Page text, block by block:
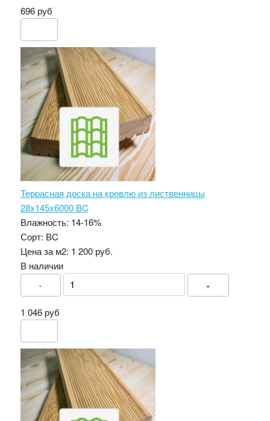
696 руб
Террасная доска на кровлю из лиственницы
28x145x6000 BC
Влажность: 14-16%
Сорт: ВC
Цена за м2: 1 200 руб.
В наличии
- +
1 046 руб